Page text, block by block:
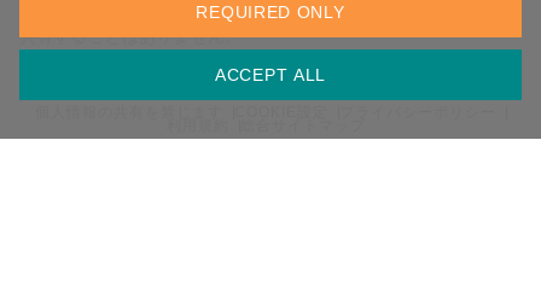
す。 Moxaではプライバシーを尊重しており、メールを他の人と
共有することはありません。
ACCEPT ALL
REQUIRED ONLY